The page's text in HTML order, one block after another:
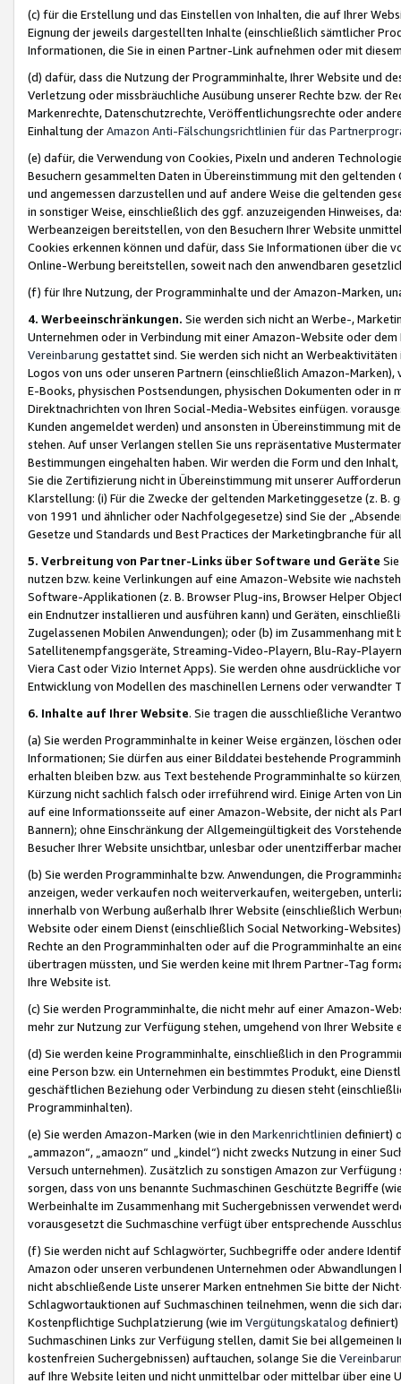
(c) für die Erstellung und das Einstellen von Inhalten, die auf Ihrer
Eignung der jeweils dargestellten Inhalte (einschließlich sämtlicher
Informationen, die Sie in einen Partner-Link aufnehmen oder mit
(d) dafür, dass die Nutzung der Programminhalte, Ihrer Website und
Verletzung oder missbräuchliche Ausübung unserer Rechte bzw. der
Markenrechte, Datenschutzrechte, Veröffentlichungsrechte oder
Einhaltung derAmazon Anti-Fälschungsrichtlinien für das
(e) dafür, die Verwendung von Cookies, Pixeln und anderen
Besuchern gesammelten Daten in Übereinstimmung mit den
und angemessen darzustellen und auf andere Weise die geltenden
in sonstiger Weise, einschließlich des ggf. anzuzeigenden Hinweises,
Werbeanzeigen bereitstellen, von den Besuchern Ihrer Website
Cookies erkennen können und dafür, dass Sie Informationen über die
Online-Werbung bereitstellen, soweit nach den anwendbaren
(f) für Ihre Nutzung, der Programminhalte und der Amazon-Marken,
4. Werbeeinschränkungen. Sie werden sich nicht an Werbe-,
Unternehmen oder in Verbindung mit einer Amazon-Website oder
Vereinbarung gestattet sind. Sie werden sich nicht an
Logos von uns oder unseren Partnern (einschließlich Amazon-
E-Books, physischen Postsendungen, physischen Dokumenten oder in
Direktnachrichten von Ihren Social-Media-Websites einfügen.
Kunden angemeldet werden) und ansonsten in Übereinstimmung mit
stehen. Auf unser Verlangen stellen Sie uns repräsentative
Bestimmungen eingehalten haben. Wir werden die Form und den
Sie die Zertifizierung nicht in Übereinstimmung mit unserer
Klarstellung: (i) Für die Zwecke der geltenden Marketinggesetze (z. B.
von 1991 und ähnlicher oder Nachfolgegesetze) sind Sie der
Gesetze und Standards und Best Practices der Marketingbranche für
5. Verbreitung von Partner-Links über Software und Geräte
nutzen bzw. keine Verlinkungen auf eine Amazon-Website wie
Software-Applikationen (z. B. Browser Plug-ins, Browser Helper
ein Endnutzer installieren und ausführen kann) und Geräten,
Zugelassenen Mobilen Anwendungen); oder (b) im Zusammenhang
Satellitenempfangsgeräte, Streaming-Video-Playern, Blu-Ray-
Viera Cast oder Vizio Internet Apps). Sie werden ohne ausdrückliche
Entwicklung von Modellen des maschinellen Lernens oder
6. Inhalte auf Ihrer Website. Sie tragen die ausschließliche
(a) Sie werden Programminhalte in keiner Weise ergänzen, löschen
Informationen; Sie dürfen aus einer Bilddatei bestehende
erhalten bleiben bzw. aus Text bestehende Programminhalte so
Kürzung nicht sachlich falsch oder irreführend wird. Einige Arten von
auf eine Informationsseite auf einer Amazon-Website, der nicht als
Bannern); ohne Einschränkung der Allgemeingültigkeit des
Besucher Ihrer Website unsichtbar, unlesbar oder unentzifferbar
(b) Sie werden Programminhalte bzw. Anwendungen, die
anzeigen, weder verkaufen noch weiterverkaufen, weitergeben,
innerhalb von Werbung außerhalb Ihrer Website (einschließlich
Website oder einem Dienst (einschließlich Social Networking-
Rechte an den Programminhalten oder auf die Programminhalte an
übertragen müssten, und Sie werden keine mit Ihrem Partner-Tag
Ihre Website ist.
(c) Sie werden Programminhalte, die nicht mehr auf einer Amazon-
mehr zur Nutzung zur Verfügung stehen, umgehend von Ihrer
(d) Sie werden keine Programminhalte, einschließlich in den
eine Person bzw. ein Unternehmen ein bestimmtes Produkt, eine
geschäftlichen Beziehung oder Verbindung zu diesen steht
Programminhalten).
(e) Sie werden Amazon-Marken (wie in den Markenrichtlinien definiert)
„ammazon“, „amaozn“ und „kindel“) nicht zwecks Nutzung in einer
Versuch unternehmen). Zusätzlich zu sonstigen Amazon zur
sorgen, dass von uns benannte Suchmaschinen Geschützte Begriffe
Werbeinhalte im Zusammenhang mit Suchergebnissen verwendet
vorausgesetzt die Suchmaschine verfügt über entsprechende
(f) Sie werden nicht auf Schlagwörter, Suchbegriffe oder andere
Amazon oder unseren verbundenen Unternehmen oder
nicht abschließende Liste unserer Marken entnehmen Sie bitte der
Schlagwortauktionen auf Suchmaschinen teilnehmen, wenn die sich
Kostenpflichtige Suchplatzierung (wie im Vergütungskatalog definiert)
Suchmaschinen Links zur Verfügung stellen, damit Sie bei
kostenfreien Suchergebnissen) auftauchen, solange Sie die
auf Ihre Website leiten und nicht unmittelbar oder mittelbar über eine